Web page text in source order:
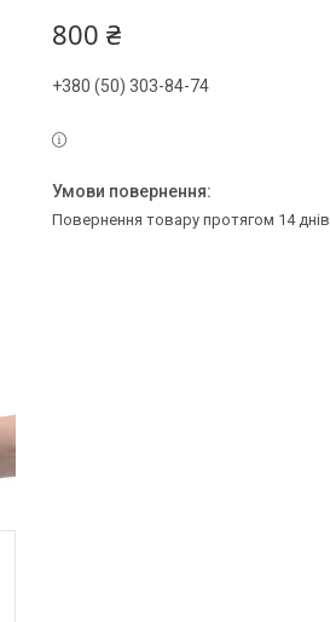
800 ₴
+380 (50) 303-84-74
повернення товару протягом 14 днів